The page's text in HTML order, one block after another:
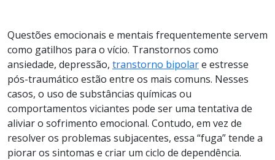
Questões emocionais e mentais frequentemente servem
como gatilhos para o vício. Transtornos como
ansiedade, depressão, transtorno bipolare estresse
pós-traumático estão entre os mais comuns. Nesses
casos, o uso de substâncias químicas ou
comportamentos viciantes pode ser uma tentativa de
aliviar o sofrimento emocional. Contudo, em vez de
resolver os problemas subjacentes, essa “fuga” tende a
piorar os sintomas e criar um ciclo de dependência.